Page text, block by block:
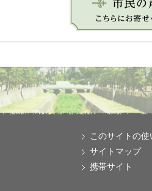
このサイトの使
サイトマップ
携帯サイト